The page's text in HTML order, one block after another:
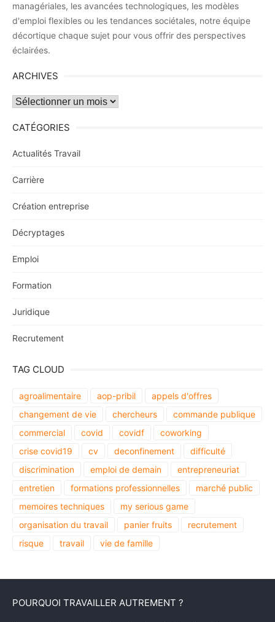
managériales, les avancées technologiques, les modèles
d'emploi flexibles ou les tendances sociétales, notre équipe
décortique chaque sujet pour vous offrir des perspectives
éclairées.
ARCHIVES
Archives
CATÉGORIES
Actualités Travail
Carrière
Création entreprise
Décryptages
Emploi
Formation
Juridique
Recrutement
TAG CLOUD
agroalimentaire aop-pribil
appels d'offres
changement de vie
chercheurs
commande publique
commercial
covid covidf
coworking
crise covid19
cv deconfinement
difficulté
discrimination
emploi de demain
entrepreneuriat
entretien
formations professionnelles
marché public
memoires techniques
my serious game
organisation du travail
panier fruits
recrutement
risque
travail vie de famille
POURQUOI TRAVAILLER AUTREMENT ?